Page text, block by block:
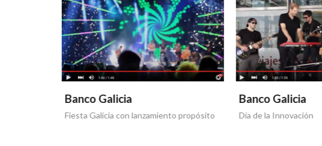
Banco Galicia
Fiesta Galicia con lanzamiento propósito
Banco Galicia
Día de la Innovación